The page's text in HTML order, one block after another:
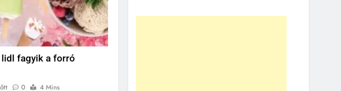
fagyik a forró
0
4 Mins